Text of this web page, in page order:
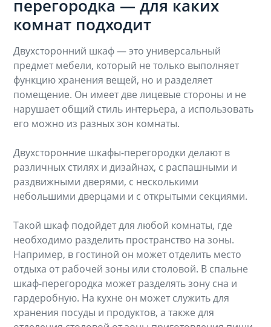
перегородка — для каких
комнат подходит
Двухсторонний шкаф — это универсальный
предмет мебели, который не только выполняет
функцию хранения вещей, но и разделяет
помещение. Он имеет две лицевые стороны и не
нарушает общий стиль интерьера, а использовать
его можно из разных зон комнаты.
Двухсторонние шкафы-перегородки делают в
различных стилях и дизайнах, с распашными и
раздвижными дверями, с несколькими
небольшими дверцами и с открытыми секциями.
Такой шкаф подойдет для любой комнаты, где
необходимо разделить пространство на зоны.
Например, в гостиной он может отделить место
отдыха от рабочей зоны или столовой. В спальне
шкаф-перегородка может разделять зону сна и
гардеробную. На кухне он может служить для
хранения посуды и продуктов, а также для